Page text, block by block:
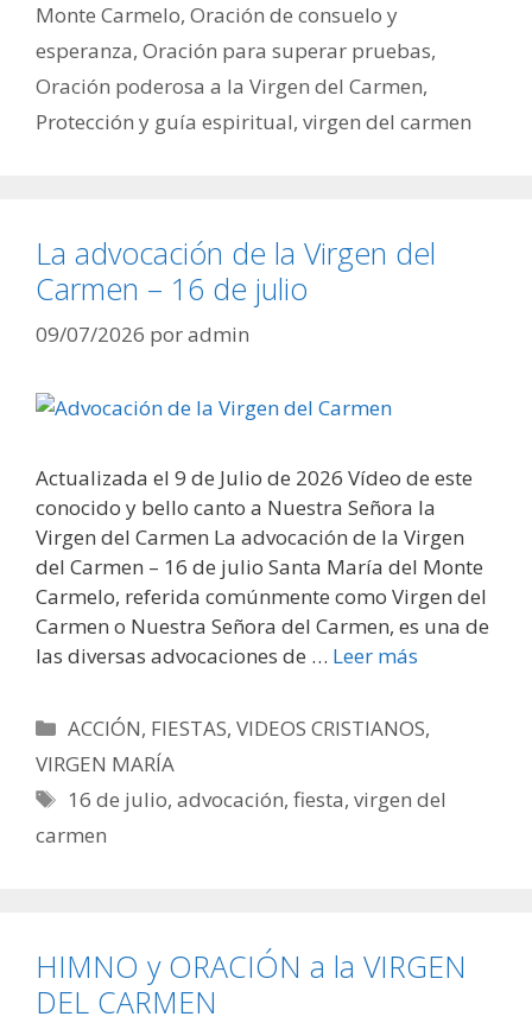
Monte Carmelo, Oración de consuelo y
esperanza, Oración para superar pruebas,
Oración poderosa a la Virgen del Carmen,
Protección y guía espiritual, virgen del carmen
La advocación de la Virgen del
Carmen – 16 de julio
09/07/2026 poradmin
Actualizada el 9 de Julio de 2026 Vídeo de este
conocido y bello canto a Nuestra Señora la
Virgen del Carmen La advocación de la Virgen
del Carmen – 16 de julio Santa María del Monte
Carmelo, referida comúnmente como Virgen del
Carmen o Nuestra Señora del Carmen, es una de
las diversas advocaciones de … Leer más
Categorías
ACCIÓN, FIESTAS,VIDEOS CRISTIANOS,
VIRGEN MARÍA
Etiquetas
16 de julio,advocación,fiesta,virgen del
carmen
HIMNO y ORACIÓN a la VIRGEN
DEL CARMEN